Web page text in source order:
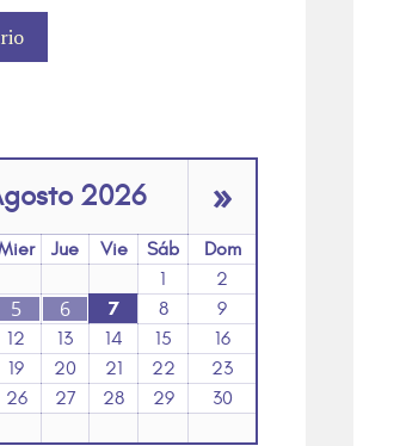
2026 »
Jue Vie Sáb
Dom
1
2
5 6 7 8
9
12 13 14 15
16
19 20 21 22
23
26 27 28 29
30